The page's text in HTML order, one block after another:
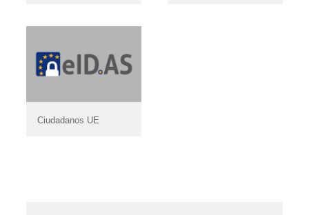
Ciudadanos UE